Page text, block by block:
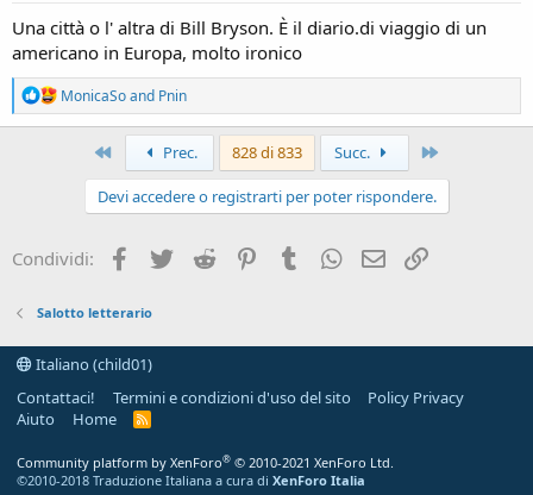
Una città o l' altra di Bill Bryson. È il diario.di viaggio di un
americano in Europa, molto ironico
R
e
a
:
MonicaSoand Pnin
Primo Prec. 828 di 833 Succ.
Devi accedere o registrarti per poter rispondere.
Condividi: Facebook
Twitter Reddit PinterestTumblrWhatsApp
e-mail
Salotto letterario
Italiano (child01)
Contattaci!
Termini e condizioni d'uso del sito
Policy Privacy
Aiuto
Home
R
Community platform by XenForo® © 2010-2021 XenForo Ltd.
©2010-2018 Traduzione Italiana a cura di XenForo Italia